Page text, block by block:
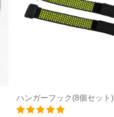
ハンガーフック(8個セット)